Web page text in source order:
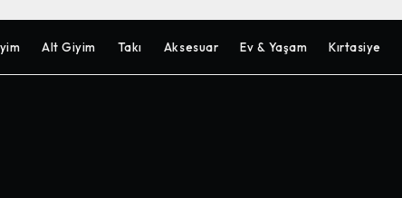
Alt Giyim Takı Aksesuar Ev & Yaşam Kırtasiye